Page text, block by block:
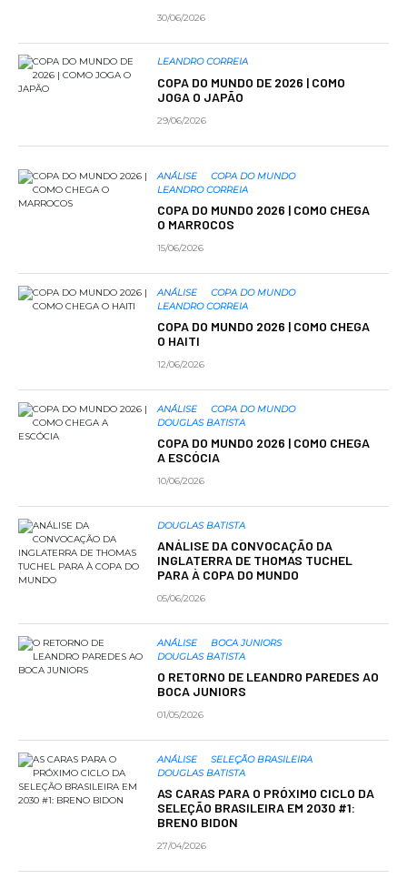
30/06/2026
LEANDRO CORREIA
COPA DO MUNDO DE 2026 | COMO
JOGA O JAPÃO
29/06/2026
ANÁLISE
COPA DO MUNDO
LEANDRO CORREIA
COPA DO MUNDO 2026 | COMO CHEGA
O MARROCOS
15/06/2026
ANÁLISE
COPA DO MUNDO
LEANDRO CORREIA
COPA DO MUNDO 2026 | COMO CHEGA
O HAITI
12/06/2026
ANÁLISE
COPA DO MUNDO
DOUGLAS BATISTA
COPA DO MUNDO 2026 | COMO CHEGA
A ESCÓCIA
10/06/2026
DOUGLAS BATISTA
ANÁLISE DA CONVOCAÇÃO DA
INGLATERRA DE THOMAS TUCHEL
PARA À COPA DO MUNDO
05/06/2026
ANÁLISE
BOCA JUNIORS
DOUGLAS BATISTA
O RETORNO DE LEANDRO PAREDES AO
BOCA JUNIORS
01/05/2026
ANÁLISE
SELEÇÃO BRASILEIRA
DOUGLAS BATISTA
AS CARAS PARA O PRÓXIMO CICLO DA
SELEÇÃO BRASILEIRA EM 2030 #1:
BRENO BIDON
27/04/2026